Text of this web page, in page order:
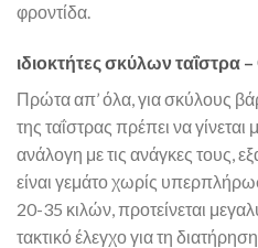
φροντίδα.
ιδιοκτήτες σκύλων ταΐστρα
Πρώτα απ’ όλα, για σκύλους
της ταΐστρας πρέπει να
ανάλογη με τις ανάγκες τους,
είναι γεμάτο χωρίς
20-35 κιλών, προτείνεται
τακτικό έλεγχο για τη